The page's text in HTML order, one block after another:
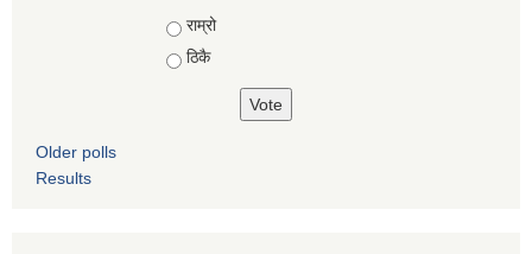
Choices
राम्रो
ठिकै
Older polls
Results